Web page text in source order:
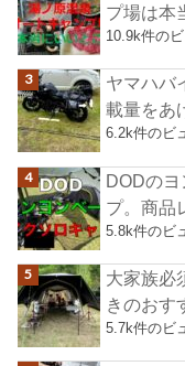
プ場は本
10.9k件の
ヤマハバ
載量をあ
6.2k件のビ
DODの
プ。商品
5.8k件のビ
大家族必
きのおす
5.7k件のビ